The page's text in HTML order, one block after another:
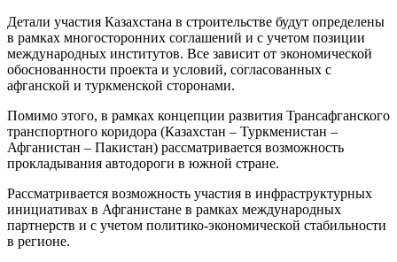
Детали участия Казахстана в строительстве будут определены
в рамках многосторонних соглашений и с учетом позиции
международных институтов. Все зависит от экономической
обоснованности проекта и условий, согласованных с
афганской и туркменской сторонами.
Помимо этого, в рамках концепции развития Трансафганского
транспортного коридора (Казахстан – Туркменистан –
Афганистан – Пакистан) рассматривается возможность
прокладывания автодороги в южной стране.
Рассматривается возможность участия в инфраструктурных
инициативах в Афганистане в рамках международных
партнерств и с учетом политико-экономической стабильности
в регионе.